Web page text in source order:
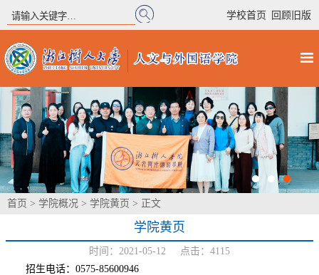
学校首页 回顾旧版
首页 > 学院概况 > 学院黄页 > 正文
学院黄页
时间：2021-05-12 点击： 4115
招生电话：0575-85600946